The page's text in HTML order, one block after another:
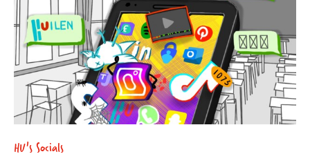
HU's Socials